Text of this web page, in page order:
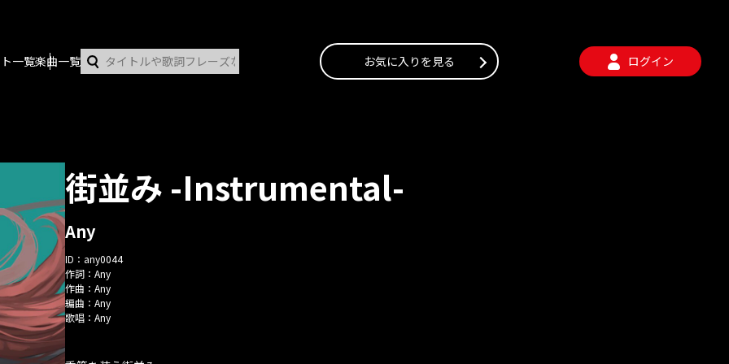
一覧楽曲一覧 お気に入りを見る ログイン
街並み -Instrumental-
Any
ID： any0044
作詞： Any
作曲： Any
編曲： Any
歌唱： Any